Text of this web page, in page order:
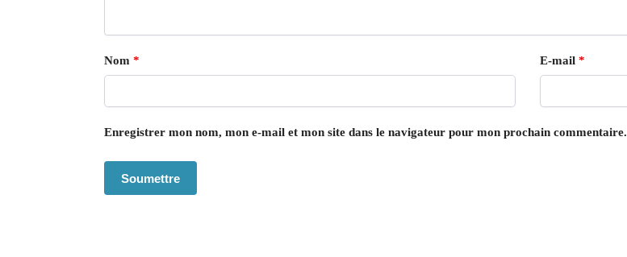
Nom * E-mail *
Enregistrer mon nom, mon e-mail et mon site dans le navigateur pour mon prochain commentaire.